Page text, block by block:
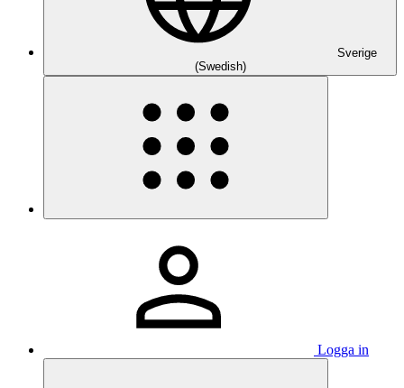
Sverige
(Swedish)
Logga in